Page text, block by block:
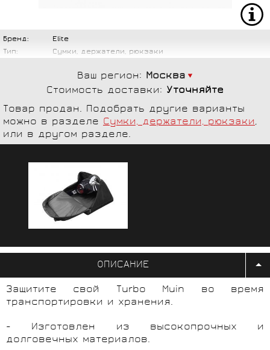
Бренд:
Elite
Тип:
Сумки, держатели, рюкзаки
Ваш регион: Москва
Стоимость доставки: Уточняйте
Товар продан. Подобрать другие варианты
можно в разделе Сумки, держатели, рюкзаки,
или в другом разделе.
ОПИСАНИЕ
Защитите свой Turbo Muin во время
транспортировки и хранения.
- Изготовлен из высокопрочных и
долговечных материалов.